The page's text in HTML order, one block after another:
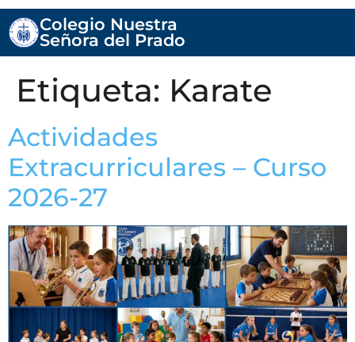
Colegio Nuestra
Señora del Prado
Etiqueta: Karate
Actividades
Extracurriculares – Curso
2026-27